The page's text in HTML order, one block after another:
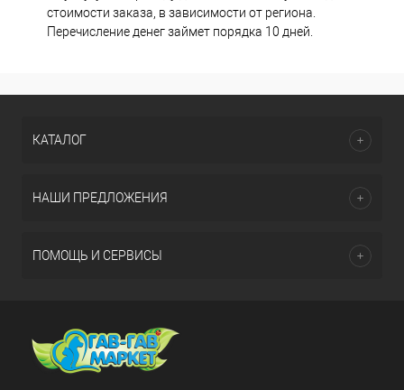
стоимости заказа, в зависимости от региона.
Перечисление денег займет порядка 10 дней.
КАТАЛОГ
НАШИ ПРЕДЛОЖЕНИЯ
ПОМОЩЬ И СЕРВИСЫ